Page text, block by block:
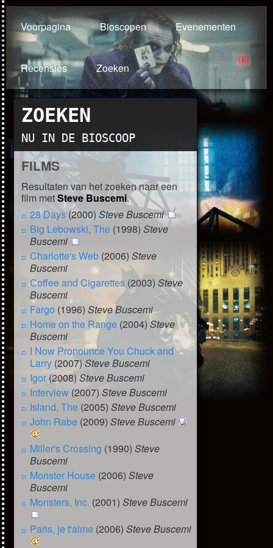
Voorpagina Bioscopen Evenementen
Recensies Zoeken
ZOEKEN
NU IN DE BIOSCOOP
FILMS
Resultaten van het zoeken naar een
film metSteve Buscemi.
28 Days (2000) Steve Buscemi
Big Lebowski, The (1998) Steve
Buscemi
Charlotte's Web (2006) Steve
Buscemi
Coffee and Cigarettes (2003) Steve
Buscemi
Fargo (1996) Steve Buscemi
Home on the Range (2004) Steve
Buscemi
I Now Pronounce You Chuck and
Larry (2007) Steve Buscemi
Igor(2008)Steve Buscemi
Interview (2007) Steve Buscemi
Island, The (2005) Steve Buscemi
John Rabe (2009) Steve Buscemi
Miller's Crossing (1990) Steve
Buscemi
Monster House (2006) Steve
Buscemi
Monsters, Inc. (2001) Steve Buscemi
Paris, je t'aime (2006) Steve Buscemi